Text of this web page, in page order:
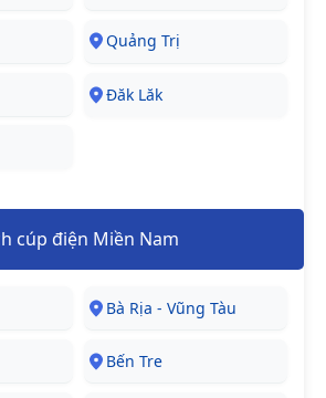
Quảng Trị
Đăk Lăk
cúp điện Miền Nam
Bà Rịa - Vũng Tàu
Bến Tre